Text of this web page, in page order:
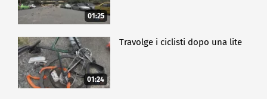
01:25
01:24
Travolge i ciclisti dopo una lite